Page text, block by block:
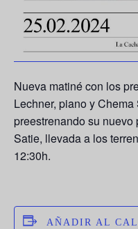
Nueva matiné con los
Lechner, piano y
preestrenando su
Satie, llevada a los
12:30h.
AÑADIR AL